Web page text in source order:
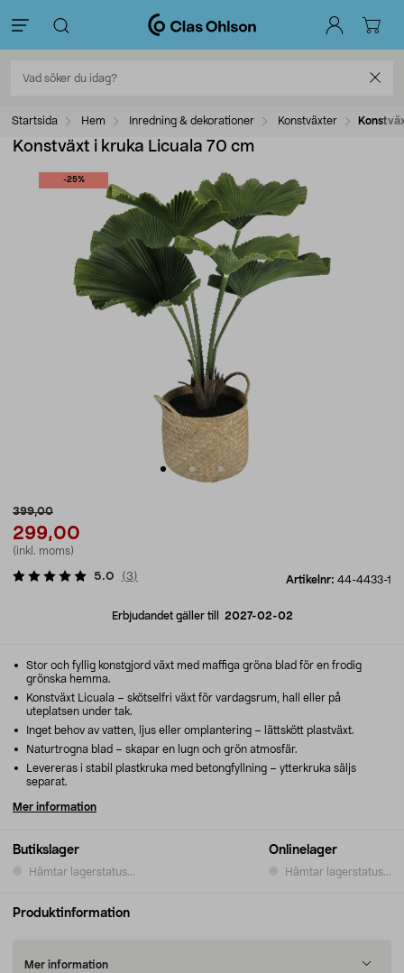
Startsida Hem Inredning & dekorationer Konstväxter
Konstväxt i kruka Licuala 70 cm
-25%
399,00
299,00
(inkl. moms)
Artikelnr: 44-4433-1
5.0 (3)
Erbjudandet gäller till 2027-02-02
Butikslager
Hämtar lagerstatus...
Onlinelager
Hämtar lagerstatus...
Stor och fyllig konstgjord växt med maffiga gröna blad för en frodig
grönska hemma.
Konstväxt Licuala – skötselfri växt för vardagsrum, hall eller på
uteplatsen under tak.
Inget behov av vatten, ljus eller omplantering – lättskött plastväxt.
Naturtrogna blad – skapar en lugn och grön atmosfär.
Levereras i stabil plastkruka med betongfyllning – ytterkruka säljs
separat.
Mer information
Produktinformation
Mer information